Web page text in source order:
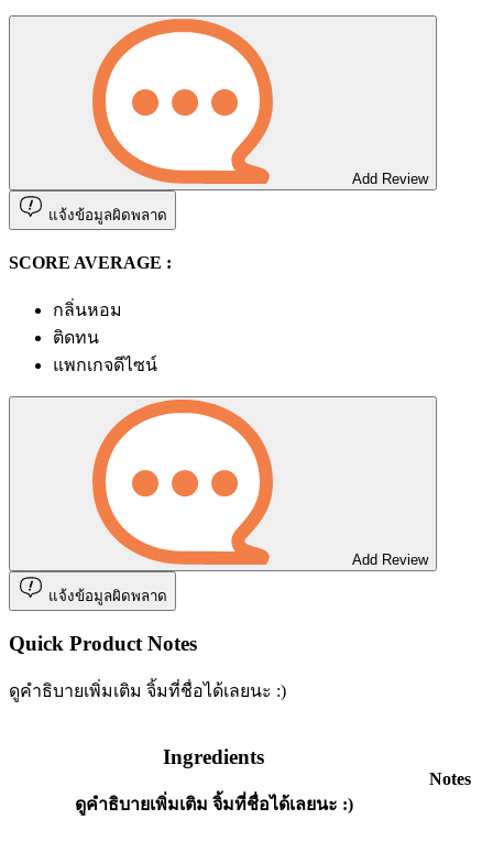
Add Review
แจ้งข้อมูลผิดพลาด
SCORE AVERAGE :
กลิ่นหอม
ติดทน
แพกเกจดีไซน์
Add Review
แจ้งข้อมูลผิดพลาด
Quick Product Notes
ดูคำธิบายเพิ่มเติม จิ้มที่ชื่อได้เลยนะ :)
Ingredients
ดูคำธิบายเพิ่มเติม จิ้มที่ชื่อได้เลยนะ :)
Notes